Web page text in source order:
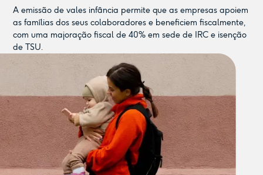
A emissão de vales infância permite que as empresas apoiem
as famílias dos seus colaboradores e beneficiem fiscalmente,
com uma majoração fiscal de 40% em sede de IRC e isenção
de TSU.